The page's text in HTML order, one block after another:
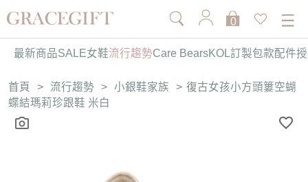
0
最新商品SALE女鞋流行趨勢Care BearsKOL訂製包款配件
首頁 > 流行趨勢 > 小銀鞋家族 > 復古女孩小方頭簍空蝴
蝶結瑪莉珍跟鞋 米白